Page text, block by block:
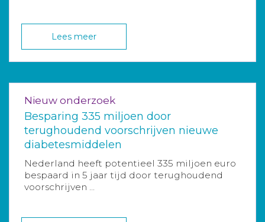
Lees meer
Nieuw onderzoek
Besparing 335 miljoen door
terughoudend voorschrijven nieuwe
diabetesmiddelen
Nederland heeft potentieel 335 miljoen euro
bespaard in 5 jaar tijd door terughoudend
voorschrijven ...